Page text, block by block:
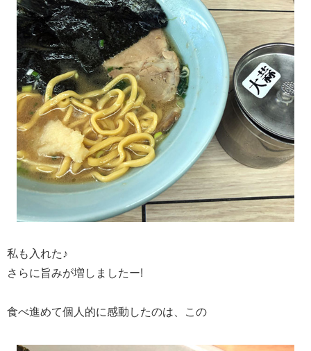
私も入れた♪
さらに旨みが増しましたー!
食べ進めて個人的に感動したのは、この